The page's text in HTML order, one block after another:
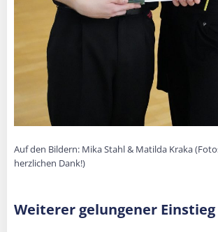
Auf den Bildern: Mika Stahl & Matilda Kraka
herzlichen Dank!)
Weiterer gelungener Einstieg